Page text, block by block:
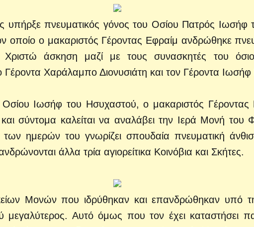
υπήρξε πνευματικός γόνος του Οσίου Πατρός Ιωσήφ
οποίο ο μακαριστός Γέροντας Εφραίμ ανδρώθηκε
άσκηση μαζί με τους συνασκητές του
Γέροντα Χαράλαμπο Διονυσιάτη και τον Γέροντα Ιωσήφ
Ιωσήφ του Ησυχαστού, ο μακαριστός Γέροντας
σύντομα καλείται να αναλάβει την Ιερά Μονή του
ημερών του γνωρίζει σπουδαία πνευματική
άλλα τρία αγιορείτικα Κοινόβια και Σκήτες.
Μονών που ιδρύθηκαν και επανδρώθηκαν υπό
μεγαλύτερος. Αυτό όμως που τον έχει καταστήσει